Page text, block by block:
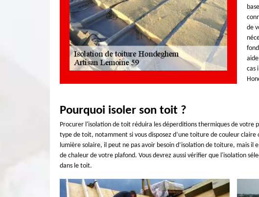
de
cas
Pourquoi isoler son toit ?
Procurer l'isolation de toit réduira les déperditions thermiques de votre
type de toit, notamment si vous disposez d’une toiture de couleur
lumière solaire, il peut ne pas avoir besoin d’isolation de toiture, mais il
de chaleur de votre plafond. Vous devrez aussi vérifier que l'isolation
dans le toit.